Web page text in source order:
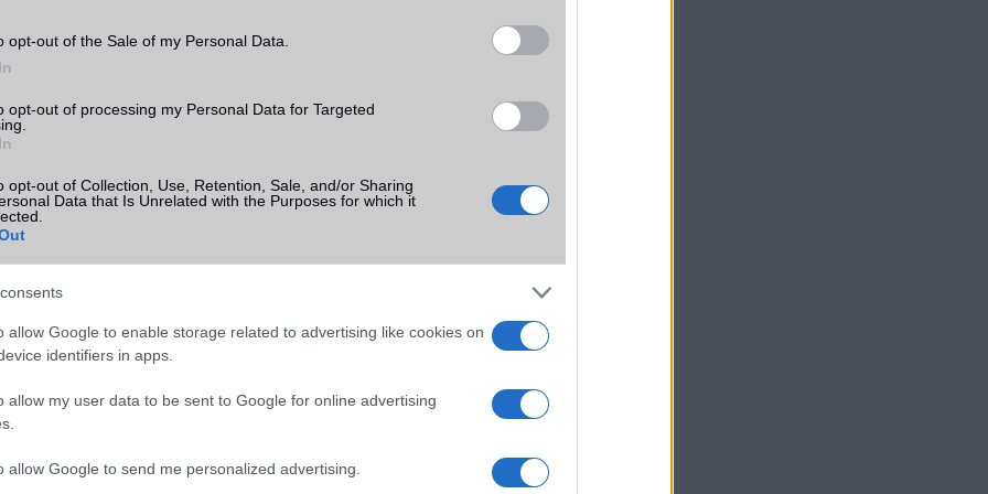
opt-out of the Sale of my Personal Data.
opt-out of processing my Personal Data for Targeted
opt-out of Collection, Use, Retention, Sale, and/or Sharing
Data that Is Unrelated with the Purposes for which it
allow Google to enable storage related to advertising like cookies on
identifiers in apps.
allow my user data to be sent to Google for online advertising
allow Google to send me personalized advertising.
a legfrissebb híreink között!
linkek: